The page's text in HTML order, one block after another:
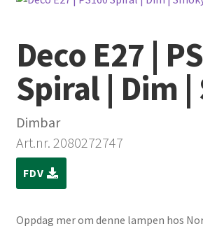
Kontaktinformasjon
Om Betek Norge AS
Volumpriser
Deco E27 |
Spiral | Dim
Dimbar
Art.nr. 2080272747
FDV
Oppdag mer om denne lampen hos